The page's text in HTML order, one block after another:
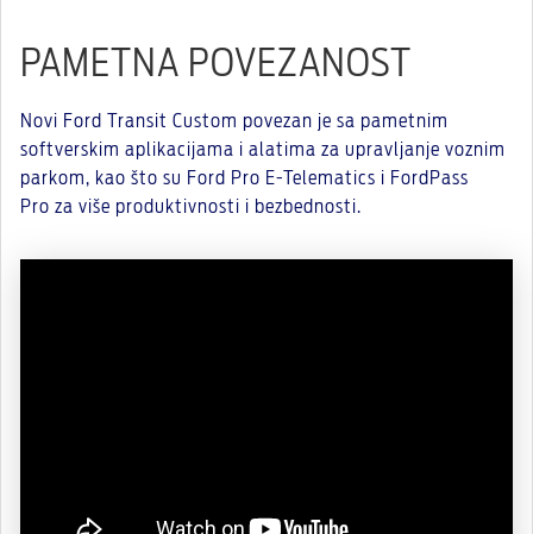
PAMETNA POVEZANOST
Novi Ford Transit Custom povezan je sa pametnim
softverskim aplikacijama i alatima za upravljanje voznim
parkom, kao što su Ford Pro E-Telematics i FordPass
Pro za više produktivnosti i bezbednosti.